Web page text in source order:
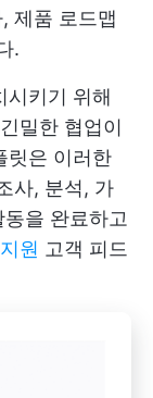
제품 로드맵
.
시키기 위해
밀한 협업이
릿은 이러한
사, 분석, 가
을 완료하고
원 고객 피드